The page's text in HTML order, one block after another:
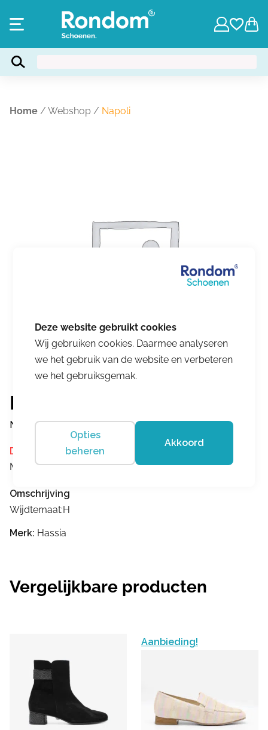
Home / Webshop / Napoli
Hassia
Napoli
Dit product is momenteel niet op voorraad.
Merk:Hassia
Omschrijving
Wijdtemaat:H
Merk: Hassia
Vergelijkbare producten
Aanbieding!
Wij gebruiken cookies. Daarmee analyseren
we het gebruik van de website en verbeteren
we het gebruiksgemak.
Opties
beheren
Akkoord